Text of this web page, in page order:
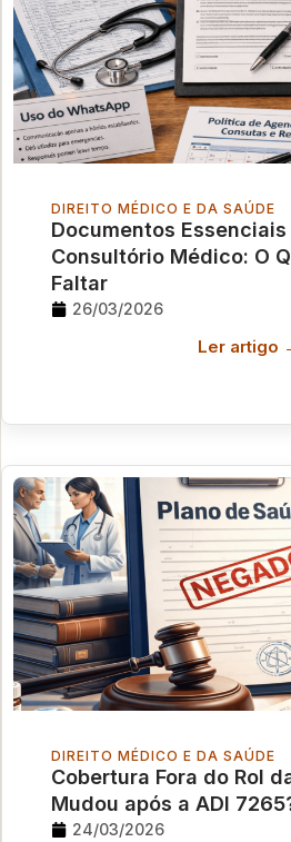
DIREITO MÉDICO E DA SAÚDE
Documentos Essenciais
Consultório Médico: O
Faltar
26/03/2026
Ler artigo
DIREITO MÉDICO E DA SAÚDE
Cobertura Fora do Rol
Mudou após a ADI
24/03/2026